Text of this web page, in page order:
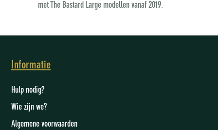
met The Bastard Large modellen vanaf 2019.
Informatie
Hulp nodig?
Wie zijn we?
Algemene voorwaarden